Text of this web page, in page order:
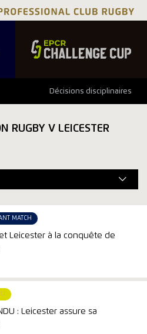
Décisions disciplinaires
RUGBY V LEICESTER
MATCH
Leicester à la conquête de
: Leicester assure sa